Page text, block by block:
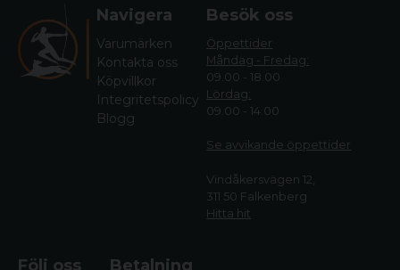
Navigera
Varumärken
Kontakta oss
Köpvillkor
Integritetspolicy
Blogg
Besök oss
Öppettider
Måndag - Fredag:
09.00 - 18.00
Lördag:
09.00 - 14.00
Se avvikande öppettider
Vindåkersvägen 12,
311 50 Falkenberg
Hitta hit
Följ oss Betalning